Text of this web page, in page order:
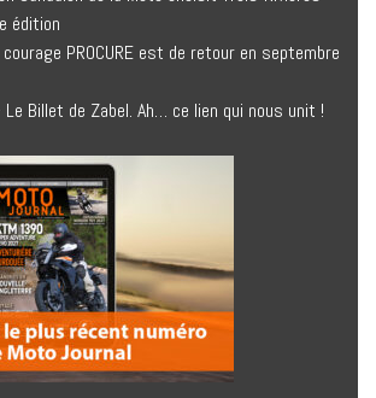
édition
courage PROCURE est de retour en septembre
Billet de Zabel. Ah… ce lien qui nous unit !